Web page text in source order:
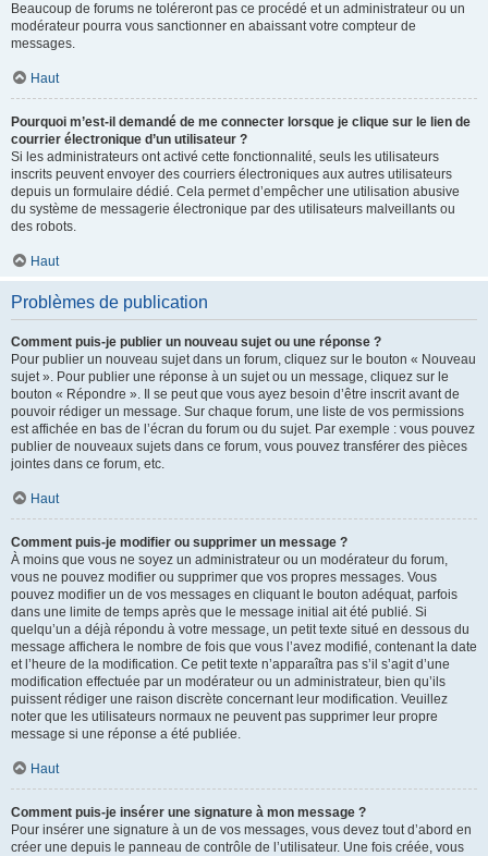
Beaucoup de forums ne toléreront pas ce procédé et un administrateur ou un
modérateur pourra vous sanctionner en abaissant votre compteur de
messages.
Haut
Pourquoi m’est-il demandé de me connecter lorsque je clique sur le lien de
courrier électronique d’un utilisateur ?
Si les administrateurs ont activé cette fonctionnalité, seuls les utilisateurs
inscrits peuvent envoyer des courriers électroniques aux autres utilisateurs
depuis un formulaire dédié. Cela permet d’empêcher une utilisation abusive
du système de messagerie électronique par des utilisateurs malveillants ou
des robots.
Haut
Problèmes de publication
Comment puis-je publier un nouveau sujet ou une réponse ?
Pour publier un nouveau sujet dans un forum, cliquez sur le bouton « Nouveau
sujet ». Pour publier une réponse à un sujet ou un message, cliquez sur le
bouton « Répondre ». Il se peut que vous ayez besoin d’être inscrit avant de
pouvoir rédiger un message. Sur chaque forum, une liste de vos permissions
est affichée en bas de l’écran du forum ou du sujet. Par exemple : vous pouvez
publier de nouveaux sujets dans ce forum, vous pouvez transférer des pièces
jointes dans ce forum, etc.
Haut
Comment puis-je modifier ou supprimer un message ?
À moins que vous ne soyez un administrateur ou un modérateur du forum,
vous ne pouvez modifier ou supprimer que vos propres messages. Vous
pouvez modifier un de vos messages en cliquant le bouton adéquat, parfois
dans une limite de temps après que le message initial ait été publié. Si
quelqu’un a déjà répondu à votre message, un petit texte situé en dessous du
message affichera le nombre de fois que vous l’avez modifié, contenant la date
et l’heure de la modification. Ce petit texte n’apparaîtra pas s’il s’agit d’une
modification effectuée par un modérateur ou un administrateur, bien qu’ils
puissent rédiger une raison discrète concernant leur modification. Veuillez
noter que les utilisateurs normaux ne peuvent pas supprimer leur propre
message si une réponse a été publiée.
Haut
Comment puis-je insérer une signature à mon message ?
Pour insérer une signature à un de vos messages, vous devez tout d’abord en
créer une depuis le panneau de contrôle de l’utilisateur. Une fois créée, vous